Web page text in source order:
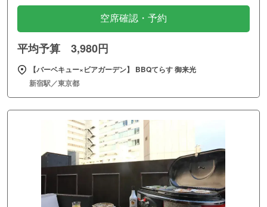
空席確認・予約
平均予算 3,980円
【バーベキュー×ビアガーデン】 BBQてらす 御来光
新宿駅／東京都